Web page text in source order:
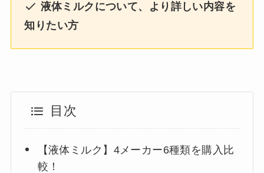
液体ミルクについて、より詳しい内容を
知りたい方
目次
【液体ミルク】4メーカー6種類を購入比
較！